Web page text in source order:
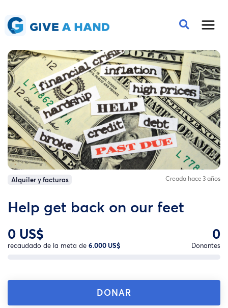
Alquiler y facturas Creada hace 3 años
Help get back on our feet
0 US$
recaudado de la meta de 6.000 US$
0
Donantes
DONAR